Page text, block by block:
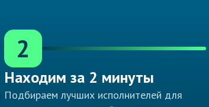
2
Находим за 2 минуты
Подбираем лучших исполнителей для